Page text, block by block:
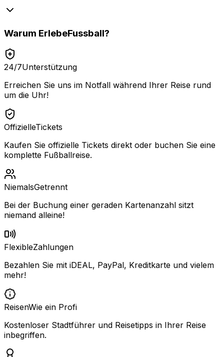
Warum ErlebeFussball?
24/7Unterstützung
Erreichen Sie uns im Notfall während Ihrer Reise rund
um die Uhr!
OffizielleTickets
Kaufen Sie offizielle Tickets direkt oder buchen Sie eine
komplette Fußballreise.
NiemalsGetrennt
Bei der Buchung einer geraden Kartenanzahl sitzt
niemand alleine!
FlexibleZahlungen
Bezahlen Sie mit iDEAL, PayPal, Kreditkarte und vielem
mehr!
ReisenWie ein Profi
Kostenloser Stadtführer und Reisetipps in Ihrer Reise
inbegriffen.